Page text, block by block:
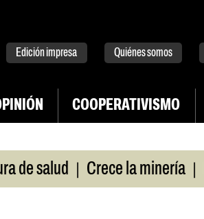
Edición impresa Quiénes somos
COOPERATIVISMO
salud | Crece la minería | La